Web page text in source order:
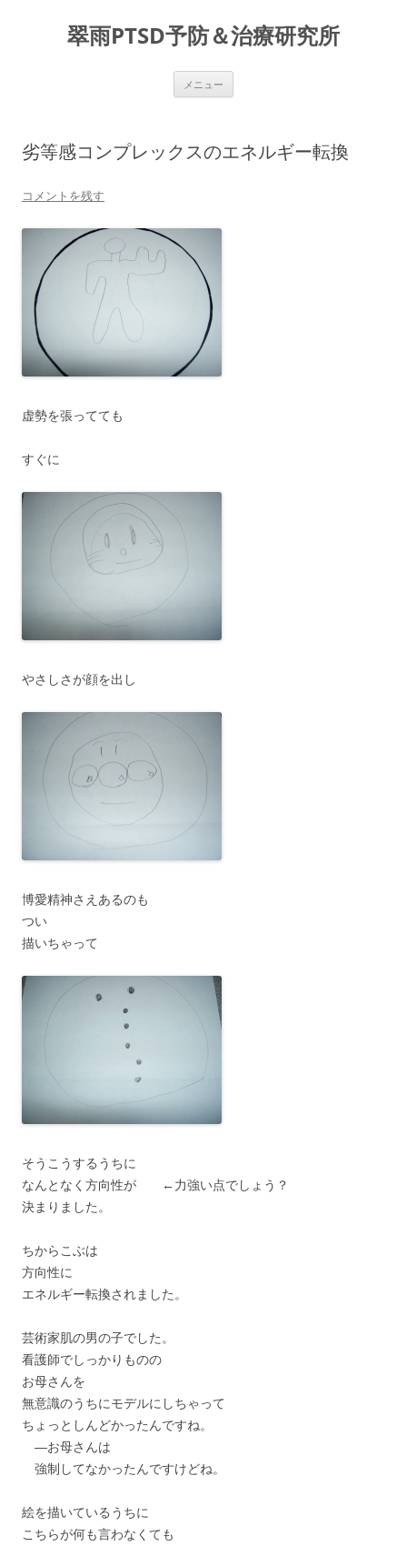
翠雨PTSD予防＆治療研究所
メニュー
劣等感コンプレックスのエネルギー転換
コメントを残す
虚勢を張ってても
すぐに
やさしさが顔を出し
博愛精神さえあるのも
つい
描いちゃって
そうこうするうちに
なんとなく方向性が ←力強い点でしょう？
決まりました。
ちからこぶは
方向性に
エネルギー転換されました。
芸術家肌の男の子でした。
看護師でしっかりものの
お母さんを
無意識のうちにモデルにしちゃって
ちょっとしんどかったんですね。
―お母さんは
強制してなかったんですけどね。
絵を描いているうちに
こちらが何も言わなくても